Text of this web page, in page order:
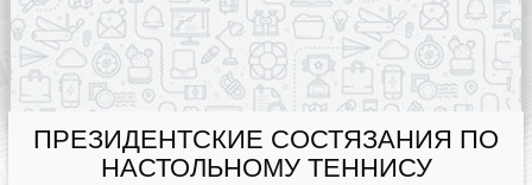
ПРЕЗИДЕНТСКИЕ СОСТЯЗАНИЯ ПО
НАСТОЛЬНОМУ ТЕННИСУ